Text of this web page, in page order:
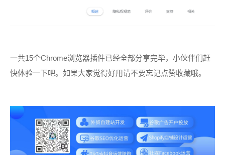
一共15个Chrome浏览器插件已经全部分享完毕，小伙伴们赶
快体验一下吧。如果大家觉得好用请不要忘记点赞收藏哦。